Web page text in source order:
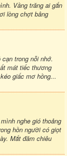
Vầng trăng ai gắn
lòng chợt bâng
trong nỗi nhớ.
mát tiếc thương
giấc mơ hồng...
nghe gió thoảng
hồn người có giọt
Mắt đăm chiêu